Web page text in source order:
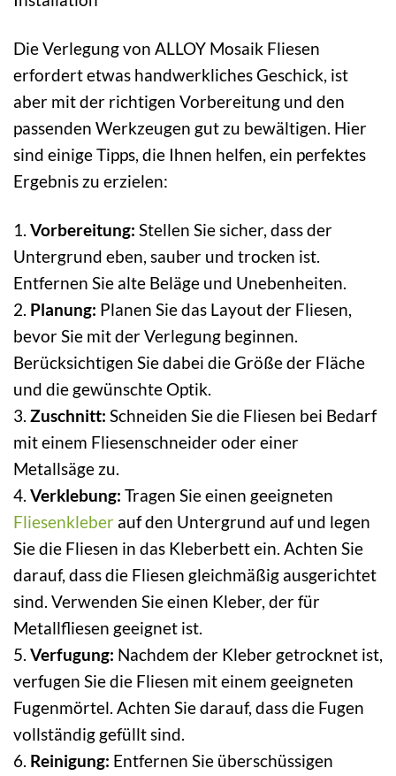
Die Verlegung von ALLOY Mosaik Fliesen
erfordert etwas handwerkliches Geschick, ist
aber mit der richtigen Vorbereitung und den
passenden Werkzeugen gut zu bewältigen. Hier
sind einige Tipps, die Ihnen helfen, ein perfektes
Ergebnis zu erzielen:
1. Vorbereitung: Stellen Sie sicher, dass der
Untergrund eben, sauber und trocken ist.
Entfernen Sie alte Beläge und Unebenheiten.
2. Planung: Planen Sie das Layout der Fliesen,
bevor Sie mit der Verlegung beginnen.
Berücksichtigen Sie dabei die Größe der Fläche
und die gewünschte Optik.
3. Zuschnitt: Schneiden Sie die Fliesen bei Bedarf
mit einem Fliesenschneider oder einer
Metallsäge zu.
4. Verklebung: Tragen Sie einen geeigneten
Fliesenkleber auf den Untergrund auf und legen
Sie die Fliesen in das Kleberbett ein. Achten Sie
darauf, dass die Fliesen gleichmäßig ausgerichtet
sind. Verwenden Sie einen Kleber, der für
Metallfliesen geeignet ist.
5. Verfugung: Nachdem der Kleber getrocknet ist,
verfugen Sie die Fliesen mit einem geeigneten
Fugenmörtel. Achten Sie darauf, dass die Fugen
vollständig gefüllt sind.
6. Reinigung: Entfernen Sie überschüssigen